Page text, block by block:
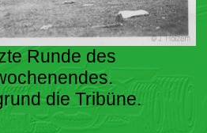
Runde des
die Tribüne.